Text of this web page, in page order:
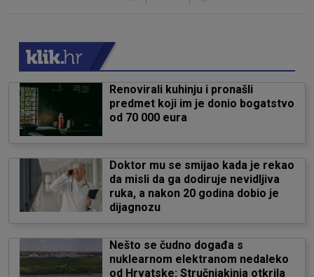
Renovirali kuhinju i pronašli
predmet koji im je donio bogatstvo
od 70 000 eura
Doktor mu se smijao kada je rekao
da misli da ga dodiruje nevidljiva
ruka, a nakon 20 godina dobio je
dijagnozu
Nešto se čudno događa s
nuklearnom elektranom nedaleko
od Hrvatske: Stručnjakinja otkrila